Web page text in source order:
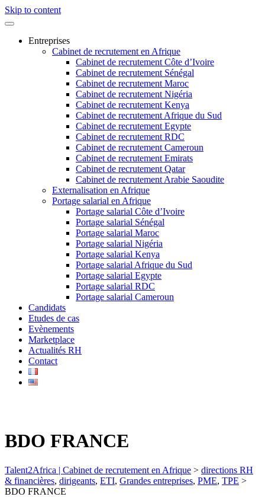
Skip to content
Entreprises
Cabinet de recrutement en Afrique
Cabinet de recrutement Côte d’Ivoire
Cabinet de recrutement Sénégal
Cabinet de recrutement Maroc
Cabinet de recrutement Nigéria
Cabinet de recrutement Kenya
Cabinet de recrutement Afrique du Sud
Cabinet de recrutement Egypte
Cabinet de recrutement RDC
Cabinet de recrutement Cameroun
Cabinet de recrutement Emirats
Cabinet de recrutement Qatar
Cabinet de recrutement Arabie Saoudite
Externalisation en Afrique
Portage salarial en Afrique
Portage salarial Côte d’Ivoire
Portage salarial Sénégal
Portage salarial Maroc
Portage salarial Nigéria
Portage salarial Kenya
Portage salarial Afrique du Sud
Portage salarial Egypte
Portage salarial RDC
Portage salarial Cameroun
Candidats
Etudes de cas
Evènements
Marketplace
Actualités RH
Contact
BDO FRANCE
Talent2Africa | Cabinet de recrutement en Afrique > directions RH
& financières, dirigeants, ETI, Grandes entreprises, PME, TPE >
BDO FRANCE